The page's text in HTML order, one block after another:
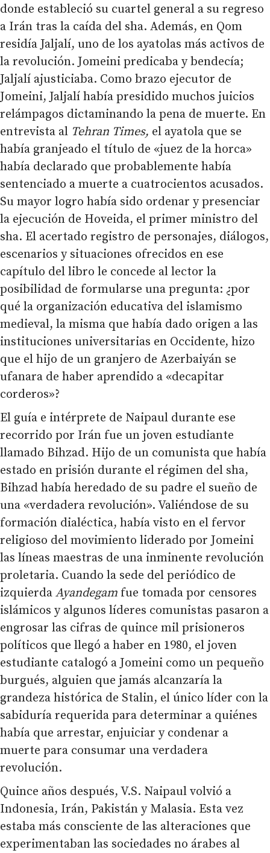
donde estableció su cuartel general a su regreso
a Irán tras la caída del sha. Además, en Qom
residía Jaljalí, uno de los ayatolas más activos de
la revolución. Jomeini predicaba y bendecía;
Jaljalí ajusticiaba. Como brazo ejecutor de
Jomeini, Jaljalí había presidido muchos juicios
relámpagos dictaminando la pena de muerte. En
entrevista al Tehran Times, el ayatola que se
había granjeado el título de «juez de la horca»
había declarado que probablemente había
sentenciado a muerte a cuatrocientos acusados.
Su mayor logro había sido ordenar y presenciar
la ejecución de Hoveida, el primer ministro del
sha. El acertado registro de personajes, diálogos,
escenarios y situaciones ofrecidos en ese
capítulo del libro le concede al lector la
posibilidad de formularse una pregunta: ¿por
qué la organización educativa del islamismo
medieval, la misma que había dado origen a las
instituciones universitarias en Occidente, hizo
que el hijo de un granjero de Azerbaiyán se
ufanara de haber aprendido a «decapitar
corderos»?
El guía e intérprete de Naipaul durante ese
recorrido por Irán fue un joven estudiante
llamado Bihzad. Hijo de un comunista que había
estado en prisión durante el régimen del sha,
Bihzad había heredado de su padre el sueño de
una «verdadera revolución». Valiéndose de su
formación dialéctica, había visto en el fervor
religioso del movimiento liderado por Jomeini
las líneas maestras de una inminente revolución
proletaria. Cuando la sede del periódico de
izquierda Ayandegam fue tomada por censores
islámicos y algunos líderes comunistas pasaron a
engrosar las cifras de quince mil prisioneros
políticos que llegó a haber en 1980, el joven
estudiante catalogó a Jomeini como un pequeño
burgués, alguien que jamás alcanzaría la
grandeza histórica de Stalin, el único líder con la
sabiduría requerida para determinar a quiénes
había que arrestar, enjuiciar y condenar a
muerte para consumar una verdadera
revolución.
Quince años después, V.S. Naipaul volvió a
Indonesia, Irán, Pakistán y Malasia. Esta vez
estaba más consciente de las alteraciones que
experimentaban las sociedades no árabes al